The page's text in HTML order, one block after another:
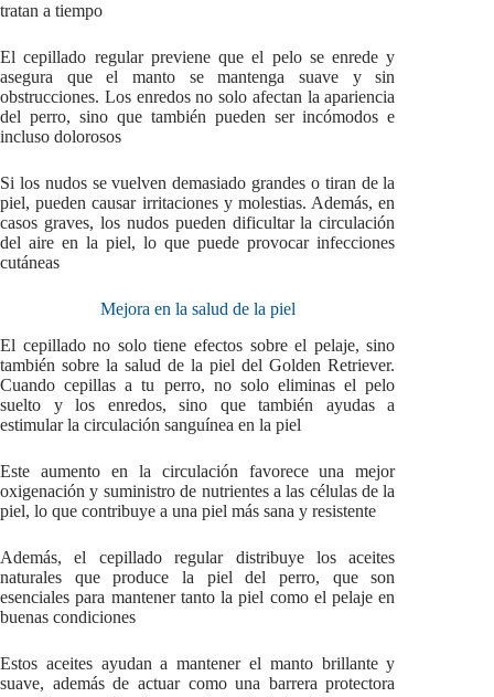
tratan a tiempo
El cepillado regular previene que el pelo se enrede y
asegura que el manto se mantenga suave y sin
obstrucciones. Los enredos no solo afectan la apariencia
del perro, sino que también pueden ser incómodos e
incluso dolorosos
Si los nudos se vuelven demasiado grandes o tiran de la
piel, pueden causar irritaciones y molestias. Además, en
casos graves, los nudos pueden dificultar la circulación
del aire en la piel, lo que puede provocar infecciones
cutáneas
Mejora en la salud de la piel
El cepillado no solo tiene efectos sobre el pelaje, sino
también sobre la salud de la piel del Golden Retriever.
Cuando cepillas a tu perro, no solo eliminas el pelo
suelto y los enredos, sino que también ayudas a
estimular la circulación sanguínea en la piel
Este aumento en la circulación favorece una mejor
oxigenación y suministro de nutrientes a las células de la
piel, lo que contribuye a una piel más sana y resistente
Además, el cepillado regular distribuye los aceites
naturales que produce la piel del perro, que son
esenciales para mantener tanto la piel como el pelaje en
buenas condiciones
Estos aceites ayudan a mantener el manto brillante y
suave, además de actuar como una barrera protectora